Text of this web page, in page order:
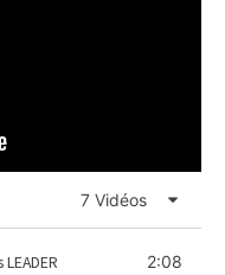
7 Vidéos
2:08